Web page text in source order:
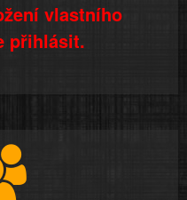
vlastního
přihlásit.